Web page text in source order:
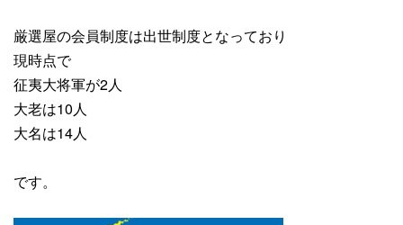
厳選屋の会員制度は出世制度となっており
現時点で
征夷大将軍が2人
大老は10人
大名は14人
です。